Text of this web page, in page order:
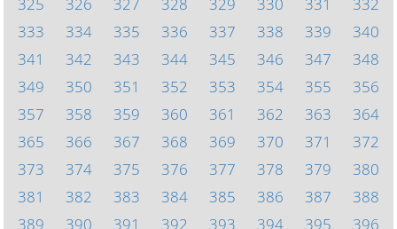
333
334 335 336 337 338 339
340
341
342 343 344 345 346 347
348
349
350 351 352 353 354 355
356
357
358 359 360 361 362 363
364
365
366 367 368 369 370 371
372
373
374 375 376 377 378 379
380
381
382 383 384 385 386 387
388
389
390 391 392 393 394 395 396